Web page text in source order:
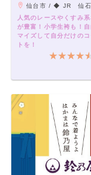
仙台市 / ◆ JR 仙石線あおば通駅下車、青葉通りを西へ徒歩約8分 ◆地下鉄 南北線：仙台地下鉄広瀬通駅（西3番出口）から徒歩9分・仙台駅から
人気のレースやくすみ
が豊富！小学生袴も！
マイズして自分だけの
トを！